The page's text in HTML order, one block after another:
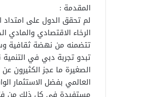
المقدمة :
لم تحقق الدول على امتداد
الرخاء الاقتصادي
تتضمنه من نهضة ثقافية
تبدو تجربة دبي في التنمية
الصغيرة ما عجز الكثيرون
العالمي بفضل الاستثمار